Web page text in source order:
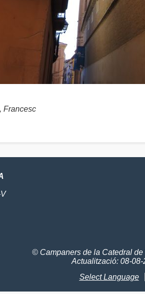
Francesc
© Campaners de la Catedral de
Actualització: 08-08-
Select Language